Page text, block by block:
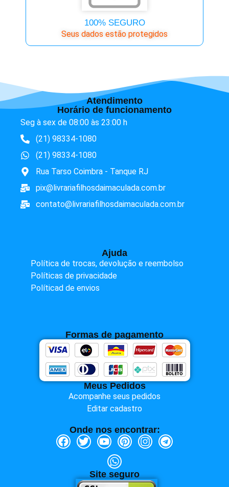
100% SEGURO
Seus dados estão protegidos
Atendimento
Horário de funcionamento
Seg à sex de 08:00 às 23:00 h
(21) 98334-1080
(21) 98334-1080
Rua Tarso Coimbra - Tanque RJ
pix@livrariafilhosdaimaculada.com.br
contato@livrariafilhosdaimaculada.com.br
Ajuda
Política de trocas, devolução e reembolso
Políticas de privacidade
Políticad de envios
Formas de pagamento
Meus Pedidos
Acompanhe seus pedidos
Editar cadastro
Onde nos encontrar:
Site seguro